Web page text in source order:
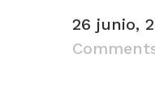
26 junio,